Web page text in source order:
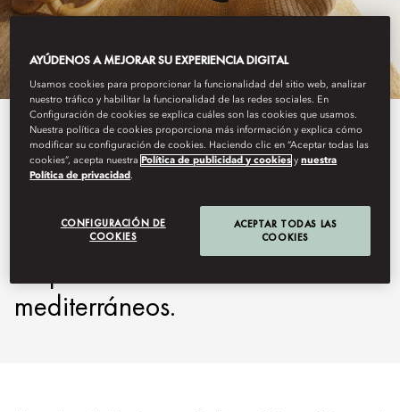
ESTANCIA
Elegancia contemporánea en
sintonía con el ritmo dinámico de
la isla, con habitaciones
rodeadas de pinos y abiertas a
mediterráneos.
AYÚDENOS A MEJORAR SU EXPERIENCIA DIGITAL
Usamos cookies para proporcionar la funcionalidad del sitio web, analizar
nuestro tráfico y habilitar la funcionalidad de las redes sociales. En
Configuración de cookies se explica cuáles son las cookies que usamos.
Nuestra política de cookies proporciona más información y explica cómo
modificar su configuración de cookies. Haciendo clic en “Aceptar todas las
cookies”, acepta nuestra Política de publicidad y cookies ynuestra
Política de privacidad .
CONFIGURACIÓN DE
COOKIES
ACEPTAR TODAS LAS
COOKIES